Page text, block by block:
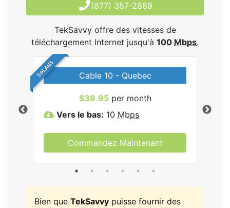
(877) 357-2889
TekSavvy offre des vitesses de
téléchargement Internet jusqu'à 100 Mbps.
5 PLANS Cable 10 - Quebec
$38.95per month
Vers le bas: 10 Mbps
Commandez Maintenant
Bien que TekSavvy puisse fournir des